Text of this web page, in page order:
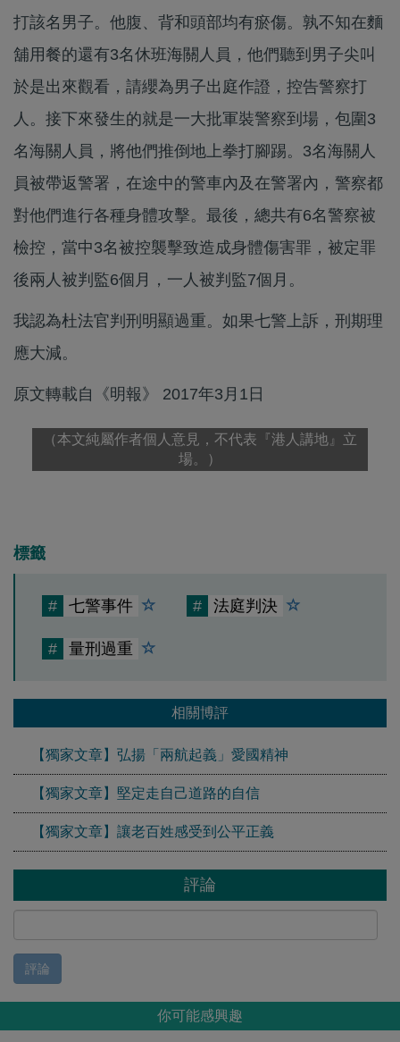
打該名男子。他腹、背和頭部均有瘀傷。孰不知在麵
舖用餐的還有3名休班海關人員，他們聽到男子尖叫
於是出來觀看，請纓為男子出庭作證，控告警察打
人。接下來發生的就是一大批軍裝警察到場，包圍3
名海關人員，將他們推倒地上拳打腳踢。3名海關人
員被帶返警署，在途中的警車內及在警署內，警察都
對他們進行各種身體攻擊。最後，總共有6名警察被
檢控，當中3名被控襲擊致造成身體傷害罪，被定罪
後兩人被判監6個月，一人被判監7個月。
我認為杜法官判刑明顯過重。如果七警上訴，刑期理
應大減。
原文轉載自《明報》 2017年3月1日
（本文純屬作者個人意見，不代表『港人講地』立
場。）
標籤
# 七警事件 # 法庭判決
# 量刑過重
相關博評
【獨家文章】弘揚「兩航起義」愛國精神
【獨家文章】堅定走自己道路的自信
【獨家文章】讓老百姓感受到公平正義
評論
評論
你可能感興趣